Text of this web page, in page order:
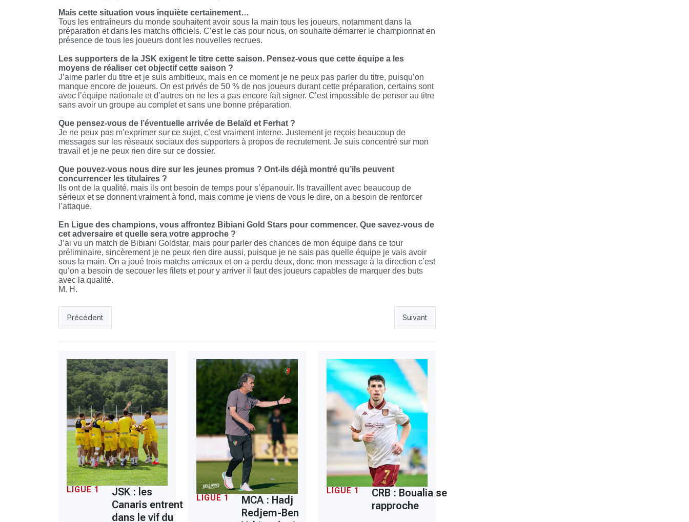
Mais cette situation vous inquiète certainement…
Tous les entraîneurs du monde souhaitent avoir sous la main tous les joueurs, notamment dans la
préparation et dans les matchs officiels. C’est le cas pour nous, on souhaite démarrer le championnat en
présence de tous les joueurs dont les nouvelles recrues.
Les supporters de la JSK exigent le titre cette saison. Pensez-vous que cette équipe a les
moyens de réaliser cet objectif cette saison ?
J’aime parler du titre et je suis ambitieux, mais en ce moment je ne peux pas parler du titre, puisqu’on
manque encore de joueurs. On est privés de 50 % de nos joueurs durant cette préparation, certains sont
avec l’équipe nationale et d’autres on ne les a pas encore fait signer. C’est impossible de penser au titre
sans avoir un groupe au complet et sans une bonne préparation.
Que pensez-vous de l’éventuelle arrivée de Belaïd et Ferhat ?
Je ne peux pas m’exprimer sur ce sujet, c’est vraiment interne. Justement je reçois beaucoup de
messages sur les réseaux sociaux des supporters à propos de recrutement. Je suis concentré sur mon
travail et je ne peux rien dire sur ce dossier.
Que pouvez-vous nous dire sur les jeunes promus ? Ont-ils déjà montré qu’ils peuvent
concurrencer les titulaires ?
Ils ont de la qualité, mais ils ont besoin de temps pour s’épanouir. Ils travaillent avec beaucoup de
sérieux et se donnent vraiment à fond, mais comme je viens de vous le dire, on a besoin de renforcer
l’attaque.
En Ligue des champions, vous affrontez Bibiani Gold Stars pour commencer. Que savez-vous de
cet adversaire et quelle sera votre approche ?
J’ai vu un match de Bibiani Goldstar, mais pour parler des chances de mon équipe dans ce tour
préliminaire, sincèrement je ne peux rien dire aussi, puisque je ne sais pas quelle équipe je vais avoir
sous la main. On a joué trois matchs amicaux et on a perdu deux, donc mon message à la direction c’est
qu’on a besoin de secouer les filets et pour y arriver il faut des joueurs capables de marquer des buts
avec la qualité.
M. H.
Article précédent : MCO : la piste Mandréa définitivement écartée
Précédent Article suivant : MCA : Sonatrach débloque 40 milliards
Suivant
LIGUE 1
JSK : les
Canaris entrent
dans le vif du
LIGUE 1
MCA : Hadj
Redjem-Ben
LIGUE 1
CRB : Boualia se
rapproche